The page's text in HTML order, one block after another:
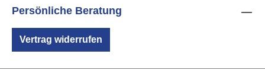
Persönliche Beratung
Vertrag widerrufen